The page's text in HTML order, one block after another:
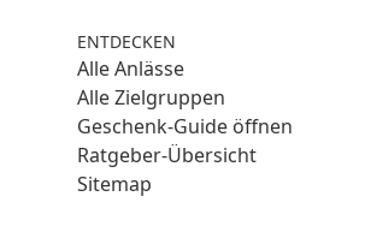
ENTDECKEN
Alle Anlässe
Alle Zielgruppen
Geschenk-Guide öffnen
Ratgeber-Übersicht
Sitemap